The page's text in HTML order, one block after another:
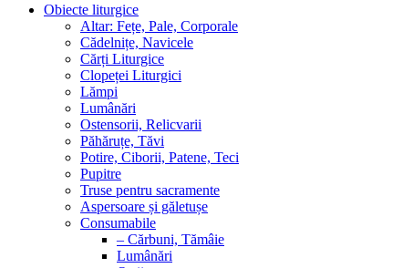
Obiecte liturgice
Altar: Fețe, Pale, Corporale
Cădelnițe, Navicele
Cărți Liturgice
Clopeței Liturgici
Lămpi
Lumânări
Ostensorii, Relicvarii
Păhăruțe, Tăvi
Potire, Ciborii, Patene, Teci
Pupitre
Truse pentru sacramente
Aspersoare și găletușe
Consumabile
– Cărbuni, Tămâie
Lumânări